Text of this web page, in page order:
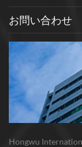
お問い合わせ
Hongwu